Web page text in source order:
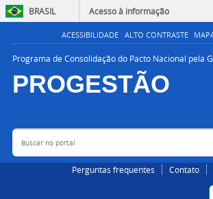
BRASIL Acesso à informação
ACESSIBILIDADE ALTO CONTRASTE
Programa de Consolidação do Pacto Nacional pela
PROGESTÃO
AGÊNCIA NACIONAL DE ÁGUAS E
Buscar no portal
Perguntas frequentes Contato